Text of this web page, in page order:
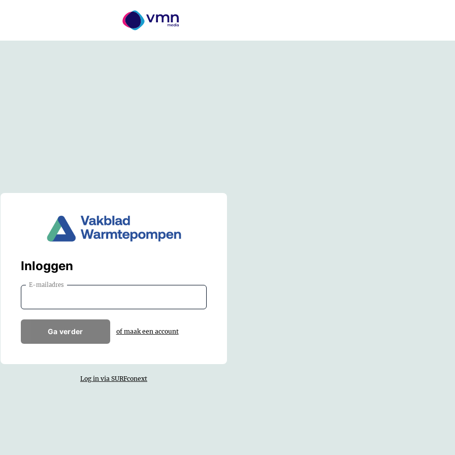
Inloggen
E-mailadres
Ga verder of maak een account
Log in via SURFconext